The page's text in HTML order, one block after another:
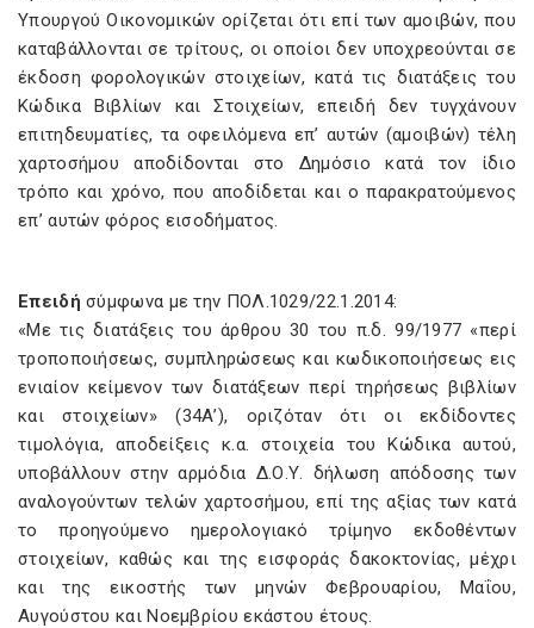
Υπουργού Οικονομικών ορίζεται ότι επί των αμοιβών, που
καταβάλλονται σε τρίτους, οι οποίοι δεν υποχρεούνται σε
έκδοση φορολογικών στοιχείων, κατά τις διατάξεις του
Κώδικα Βιβλίων και Στοιχείων, επειδή δεν τυγχάνουν
επιτηδευματίες, τα οφειλόμενα επ’ αυτών (αμοιβών) τέλη
χαρτοσήμου αποδίδονται στο Δημόσιο κατά τον ίδιο
τρόπο και χρόνο, που αποδίδεται και ο παρακρατούμενος
επ’ αυτών φόρος εισοδήματος.
Επειδή σύμφωνα με την ΠΟΛ.1029/22.1.2014:
«Με τις διατάξεις του άρθρου 30 του π.δ. 99/1977 «περί
τροποποιήσεως, συμπληρώσεως και κωδικοποιήσεως εις
ενιαίον κείμενον των διατάξεων περί τηρήσεως βιβλίων
και στοιχείων» (34Α’), οριζόταν ότι οι εκδίδοντες
τιμολόγια, αποδείξεις κ.α. στοιχεία του Κώδικα αυτού,
υποβάλλουν στην αρμόδια Δ.Ο.Υ. δήλωση απόδοσης των
αναλογούντων τελών χαρτοσήμου, επί της αξίας των κατά
το προηγούμενο ημερολογιακό τρίμηνο εκδοθέντων
στοιχείων, καθώς και της εισφοράς δακοκτονίας, μέχρι
και της εικοστής των μηνών Φεβρουαρίου, Μαΐου,
Αυγούστου και Νοεμβρίου εκάστου έτους.